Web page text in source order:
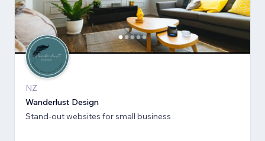
NZ
Wanderlust Design
Stand-out websites for small business